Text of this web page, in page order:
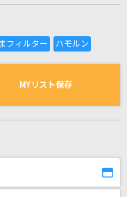
る曲の一覧
ドから
MYリスト保存